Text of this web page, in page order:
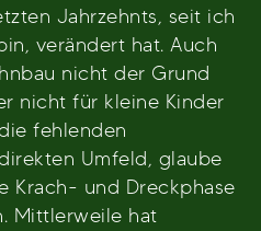
Jahrzehnts, seit ich
verändert hat. Auch
nicht der Grund
nicht für kleine Kinder
fehlenden
Umfeld, glaube
Krach- und Dreckphase
Mittlerweile hat